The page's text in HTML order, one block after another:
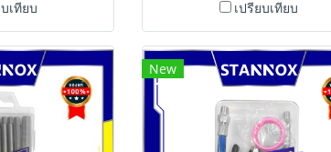
เทียบ เปรียบเทียบ
New